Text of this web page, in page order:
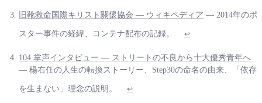
旧靴救命国際キリスト關懷協会 — ウィキペディア — 2014年のポ
スター事件の経緯、コンテナ配布の記録。 ↩
104 掌声インタビュー — ストリートの不良から十大優秀青年へ
— 楊右任の人生の転換ストーリー、Step30の命名の由来、「依存
を生まない」理念の説明。 ↩